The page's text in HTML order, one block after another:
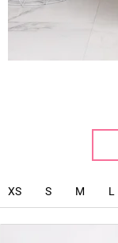
XS S M L